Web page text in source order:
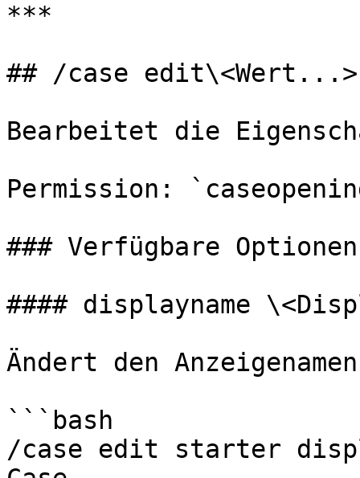
***
## /case edit\<Wert...>
Bearbeitet die
Permission:
### Verfügbare Optionen
#### displayname
Ändert den
```bash
/case edit starter